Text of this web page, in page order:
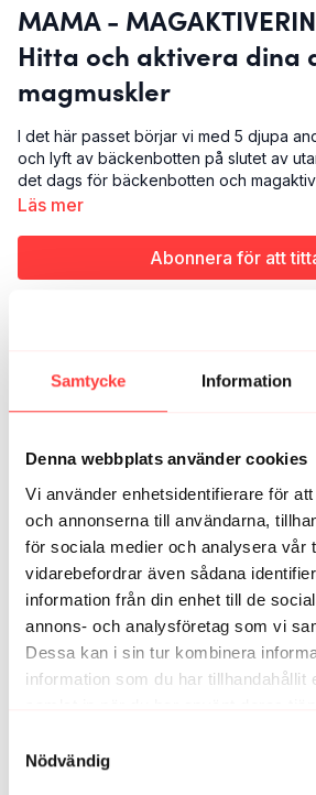
Samtycke Information
Denna webbplats använder cookies
Vi använder enhetsidentifierare för
och annonserna till användarna,
för sociala medier och analysera vår
vidarebefordrar även sådana
information från din enhet till de
annons- och analysföretag som vi
Dessa kan i sin tur kombinera
information som du har tillhandahållit
Nödvändig
MAMA -
Hitta och aktivera dina
magmuskler
I det här passet börjar vi med 5 djupa
och lyft av bäckenbotten på slutet av
det dags för bäckenbotten och
gånger 10 sekunder.
Styrketräning (aktivering)
kontakt och kontroll. I praktiken - att
statiska muskler. Därför räcker det att
maximal anspänning när du ska aktivera
det lätt hänt att de ytliga, starkare
över.
Vet du inte riktigt hur du ska hitta knip
massor av tips i filmen "Mama Vibes
nedan.
Läs mer
Abonnera för att
MAMA - MAGAKTIVERING KNÄSTÅENDE.
djupa magmuskler